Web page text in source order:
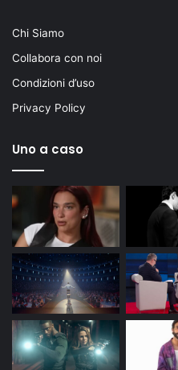
Chi Siamo
Collabora con noi
Condizioni d’uso
Privacy Policy
Uno a caso